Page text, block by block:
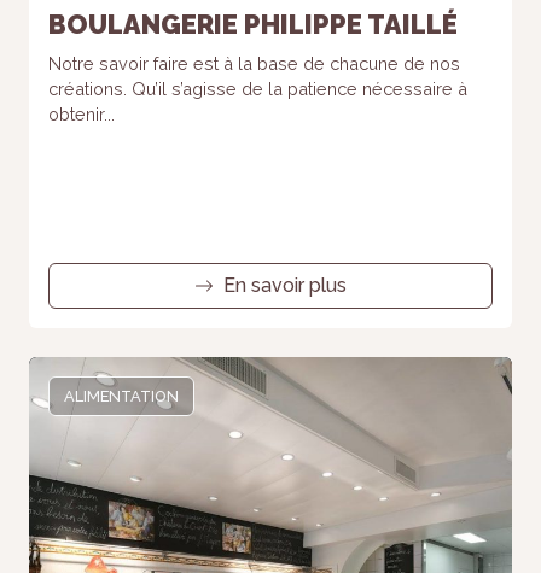
BOULANGERIE PHILIPPE TAILLÉ
Notre savoir faire est à la base de chacune de nos
créations. Qu’il s’agisse de la patience nécessaire à
obtenir...
En savoir plus
ALIMENTATION